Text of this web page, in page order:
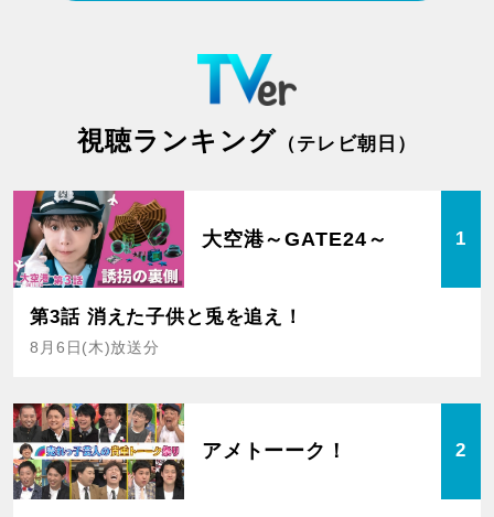
視聴ランキング （テレビ朝日）
大空港～GATE24～ 1
第3話 消えた子供と兎を追え！
8月6日(木)放送分
アメトーーク！ 2